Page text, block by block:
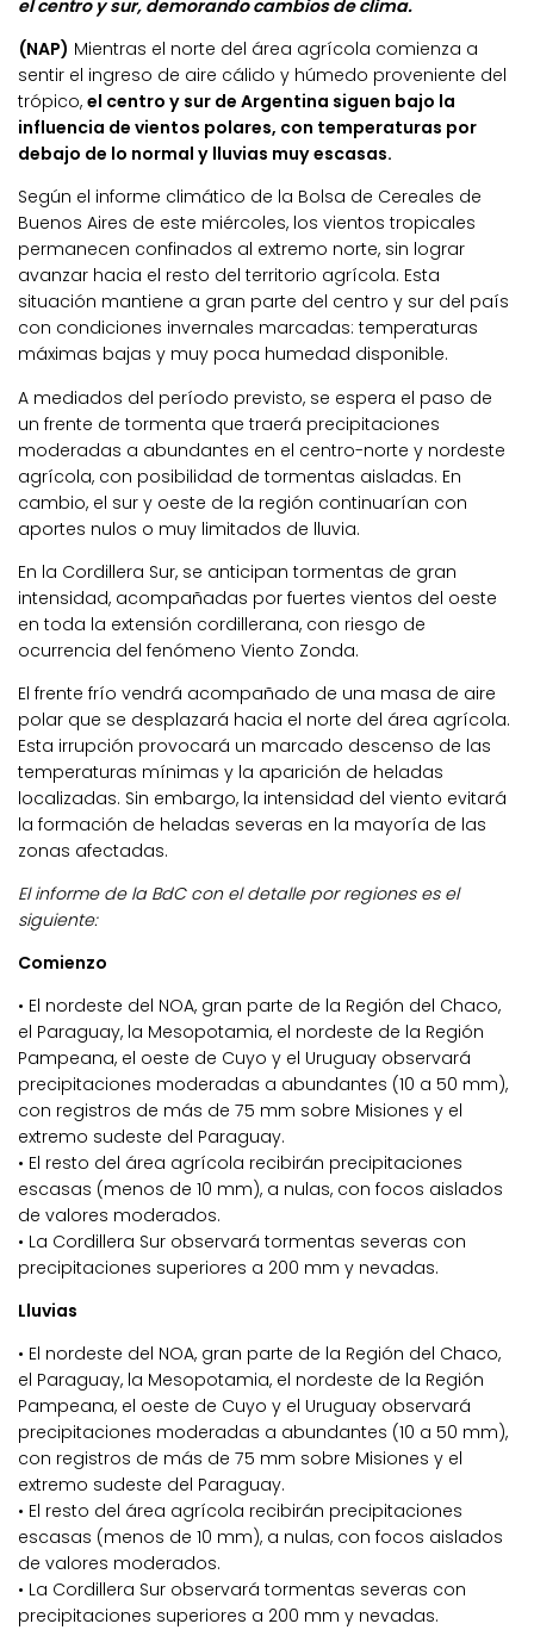
el centro y sur, demorando cambios de clima.
(NAP) Mientras el norte del área agrícola comienza a
sentir el ingreso de aire cálido y húmedo proveniente del
trópico, el centro y sur de Argentina siguen bajo la
influencia de vientos polares, con temperaturas por
debajo de lo normal y lluvias muy escasas.
Según el informe climático de la Bolsa de Cereales de
Buenos Aires de este miércoles, los vientos tropicales
permanecen confinados al extremo norte, sin lograr
avanzar hacia el resto del territorio agrícola. Esta
situación mantiene a gran parte del centro y sur del país
con condiciones invernales marcadas: temperaturas
máximas bajas y muy poca humedad disponible.
A mediados del período previsto, se espera el paso de
un frente de tormenta que traerá precipitaciones
moderadas a abundantes en el centro-norte y nordeste
agrícola, con posibilidad de tormentas aisladas. En
cambio, el sur y oeste de la región continuarían con
aportes nulos o muy limitados de lluvia.
En la Cordillera Sur, se anticipan tormentas de gran
intensidad, acompañadas por fuertes vientos del oeste
en toda la extensión cordillerana, con riesgo de
ocurrencia del fenómeno Viento Zonda.
El frente frío vendrá acompañado de una masa de aire
polar que se desplazará hacia el norte del área agrícola.
Esta irrupción provocará un marcado descenso de las
temperaturas mínimas y la aparición de heladas
localizadas. Sin embargo, la intensidad del viento evitará
la formación de heladas severas en la mayoría de las
zonas afectadas.
El informe de la BdC con el detalle por regiones es el
siguiente:
Comienzo
• El nordeste del NOA, gran parte de la Región del Chaco,
el Paraguay, la Mesopotamia, el nordeste de la Región
Pampeana, el oeste de Cuyo y el Uruguay observará
precipitaciones moderadas a abundantes (10 a 50 mm),
con registros de más de 75 mm sobre Misiones y el
extremo sudeste del Paraguay.
• El resto del área agrícola recibirán precipitaciones
escasas (menos de 10 mm), a nulas, con focos aislados
de valores moderados.
• La Cordillera Sur observará tormentas severas con
precipitaciones superiores a 200 mm y nevadas.
Lluvias
• El nordeste del NOA, gran parte de la Región del Chaco,
el Paraguay, la Mesopotamia, el nordeste de la Región
Pampeana, el oeste de Cuyo y el Uruguay observará
precipitaciones moderadas a abundantes (10 a 50 mm),
con registros de más de 75 mm sobre Misiones y el
extremo sudeste del Paraguay.
• El resto del área agrícola recibirán precipitaciones
escasas (menos de 10 mm), a nulas, con focos aislados
de valores moderados.
• La Cordillera Sur observará tormentas severas con
precipitaciones superiores a 200 mm y nevadas.